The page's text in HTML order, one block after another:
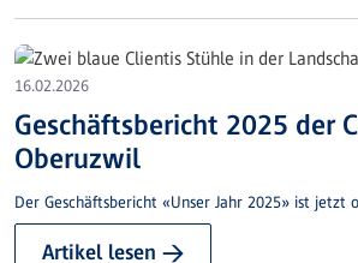
16.02.2026
Geschäftsbericht 2025 der
Oberuzwil
Der Geschäftsbericht «Unser Jahr 2025» ist jetzt
Artikel lesen →